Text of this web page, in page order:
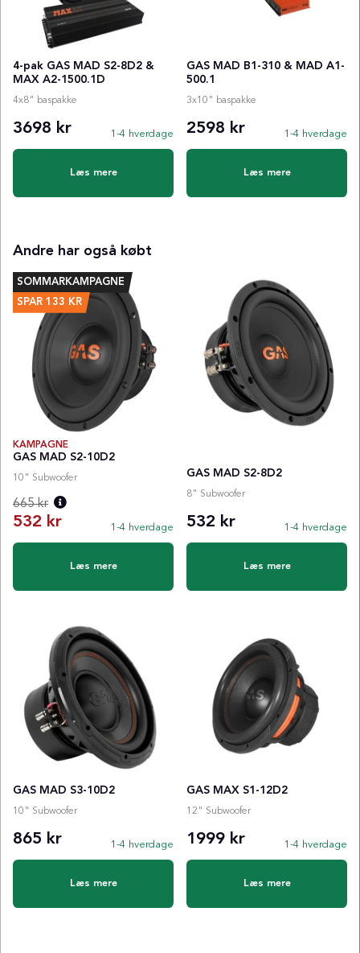
4-pak GAS MAD S2-8D2 &
MAX A2-1500.1D
4x8" baspakke
3698 kr 1-4 hverdage
Læs mere
GAS MAD B1-310 & MAD A1-
500.1
3x10" baspakke
2598 kr 1-4 hverdage
Læs mere
Andre har også købt
SOMMARKAMPAGNE
SPAR 133 KR
KAMPAGNE
GAS MAD S2-10D2
10" Subwoofer
532 kr
Normalpris:
665 kr
1-4 hverdage
Læs mere
GAS MAD S2-8D2
8" Subwoofer
532 kr 1-4 hverdage
Læs mere
GAS MAD S3-10D2
10" Subwoofer
865 kr 1-4 hverdage
Læs mere
GAS MAX S1-12D2
12" Subwoofer
1999 kr 1-4 hverdage
Læs mere